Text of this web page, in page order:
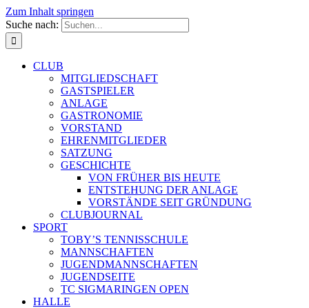
Zum Inhalt springen
Suche nach:
CLUB
MITGLIEDSCHAFT
GASTSPIELER
ANLAGE
GASTRONOMIE
VORSTAND
EHRENMITGLIEDER
SATZUNG
GESCHICHTE
VON FRÜHER BIS HEUTE
ENTSTEHUNG DER ANLAGE
VORSTÄNDE SEIT GRÜNDUNG
CLUBJOURNAL
SPORT
TOBY’S TENNISSCHULE
MANNSCHAFTEN
JUGENDMANNSCHAFTEN
JUGENDSEITE
TC SIGMARINGEN OPEN
HALLE